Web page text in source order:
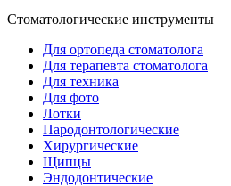
Стоматологические инструменты
Для ортопеда стоматолога
Для терапевта стоматолога
Для техника
Для фото
Лотки
Пародонтологические
Хирургические
Щипцы
Эндодонтические